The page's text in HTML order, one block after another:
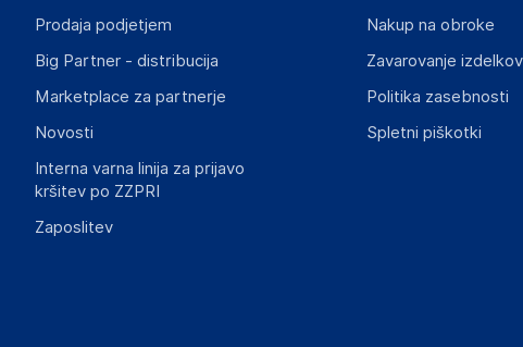
Slike o varnosti izdelka
Slike o varnosti izdelka vsebujejo opozorila na embalaži izdelka
Prodaja podjetjem
Big Partner - distribucija
Marketplace za partnerje
Novosti
Interna varna linija za prijavo
kršitev po ZZPRI
Zaposlitev
Nakup na obroke
Zavarovanje izdelkov
Politika zasebnosti
Spletni piškotki